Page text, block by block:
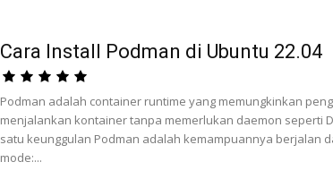
Cara Install Podman di Ubuntu 22.04
Podman adalah container runtime yang memungkinkan
menjalankan kontainer tanpa memerlukan daemon seperti
satu keunggulan Podman adalah kemampuannya berjalan
mode:...